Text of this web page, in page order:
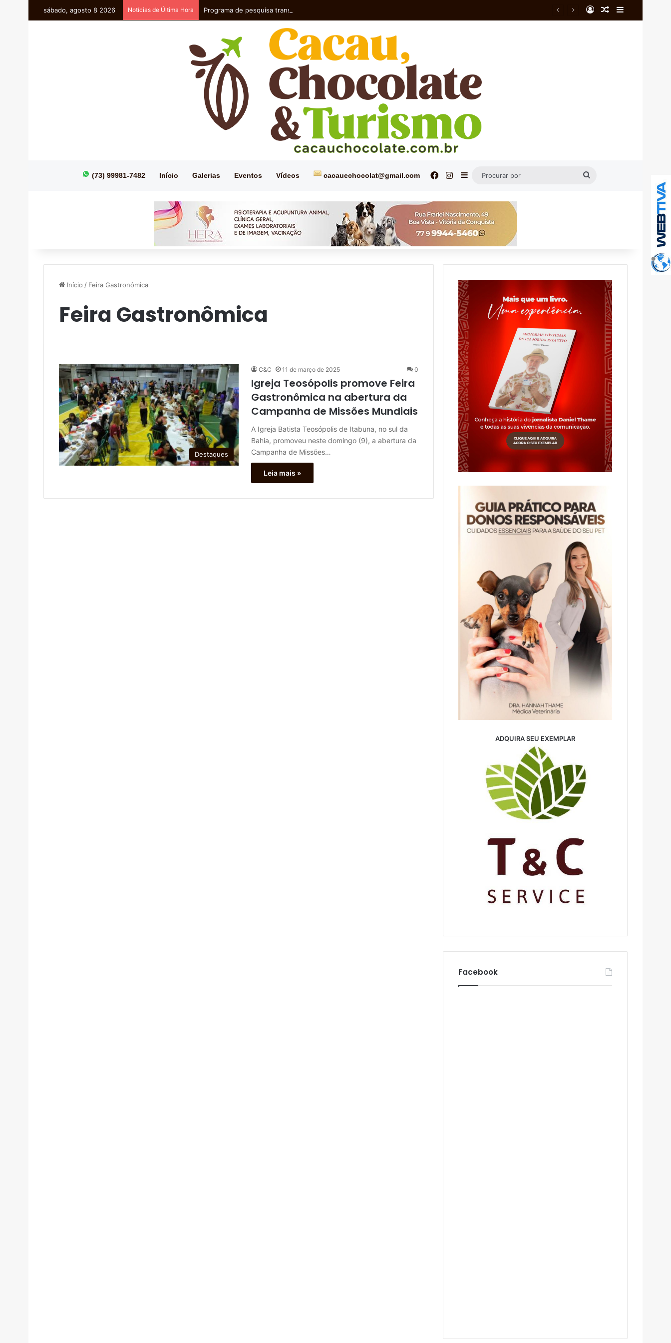
sábado, agosto 8 2026 Notícias de Última Hora Programa de pesquisa transforma a eritrina em produtos de alto valor agregado EntrarArtigo aleatório
Barra Lateral
(73) 99981-7482 Início Galerias Eventos Vídeos cacauechocolat@gmail.com Facebook
Instagram
Barra Lateral
Procurar
Início / Feira Gastronômica
Feira Gastronômica
Destaques
C&C 11 de março de 2025 0
Igreja Teosópolis promove Feira
Gastronômica na abertura da
Campanha de Missões Mundiais
A Igreja Batista Teosópolis de Itabuna, no sul da
Bahia, promoveu neste domingo (9), a abertura da
Campanha de Missões…
Leia mais »
ADQUIRA SEU EXEMPLAR
Facebook